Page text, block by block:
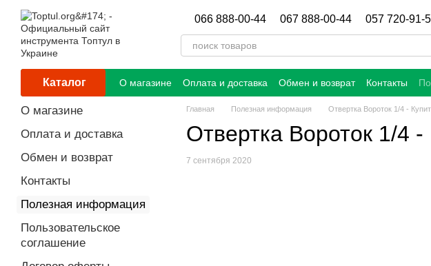
Перейти к основному контенту
066 888-00-44 067 888-00-44 057 720-91-
Каталог О магазине Оплата и доставка Обмен и возврат Контакты
Главная Полезная информация Отвертка Вороток 1/4 -
Отвертка Вороток 1/4
7 сентября 2020
О магазине
Оплата и доставка
Обмен и возврат
Контакты
Полезная информация
Пользовательское
соглашение